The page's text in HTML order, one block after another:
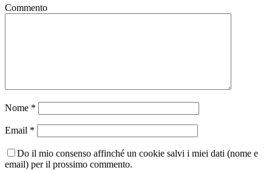
Commento
Nome *
Email *
Do il mio consenso affinché un cookie salvi i miei dati (nome e
email) per il prossimo commento.